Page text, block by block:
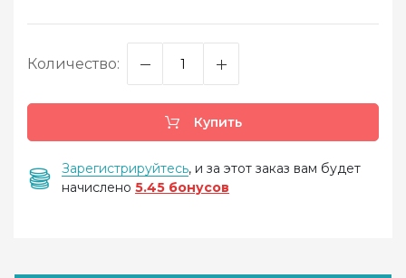
Количество:
Купить
Зарегистрируйтесь, и за этот заказ вам будет
начислено 5.45 бонусов